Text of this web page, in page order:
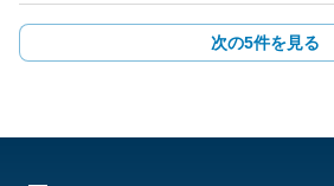
次の5件を見る